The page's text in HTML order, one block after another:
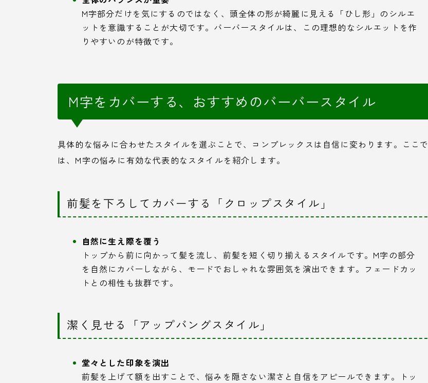
M字部分だけを気にするのではなく、頭全体の形が綺麗に見える「ひし形」のシルエ
ットを意識することが大切です。バーバースタイルは、この理想的なシルエットを作
りやすいのが特徴です。
M字をカバーする、おすすめのバーバースタイル
具体的な悩みに合わせたスタイルを選ぶことで、コンプレックスは自信に変わります。ここで
は、M字の悩みに有効な代表的なスタイルを紹介します。
前髪を下ろしてカバーする「クロップスタイル」
自然に生え際を覆う
トップから前に向かって髪を流し、前髪を短く切り揃えるスタイルです。M字の部分
を自然にカバーしながら、モードでおしゃれな雰囲気を演出できます。フェードカッ
トとの相性も抜群です。
潔く見せる「アップバングスタイル」
堂々とした印象を演出
前髪を上げて額を出すことで、悩みを隠さない潔さと自信をアピールできます。トッ